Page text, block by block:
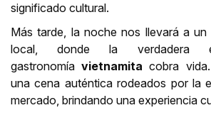
significado cultural.
Más tarde, la noche nos llevará a
local, donde la verdadera
gastronomíavietnamita cobra
una cena auténtica rodeados por la
mercado, brindando una experiencia